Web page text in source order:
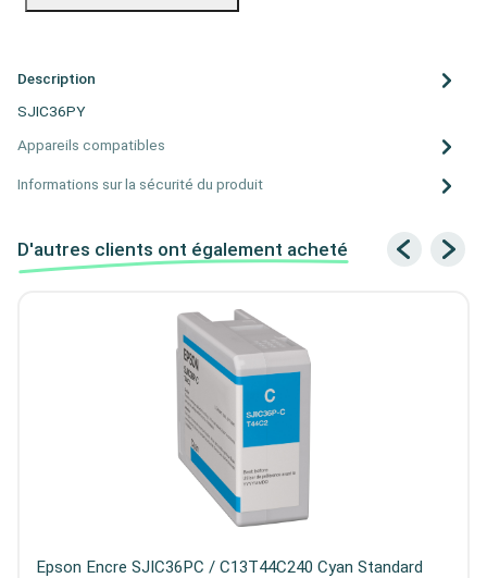
Description
SJIC36PY
Appareils compatibles
Informations sur la sécurité du produit
D'autres clients ont également acheté
Epson Encre SJIC36PC / C13T44C240 Cyan Standard